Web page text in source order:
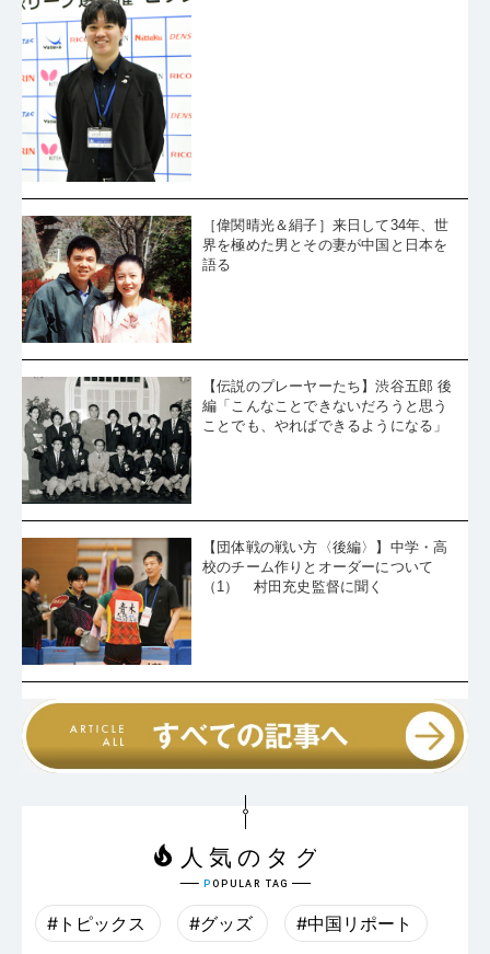
［偉関晴光＆絹子］来日して34年、世
界を極めた男とその妻が中国と日本を
語る
【伝説のプレーヤーたち】渋谷五郎 後
編「こんなことできないだろうと思う
ことでも、やればできるようになる」
【団体戦の戦い方〈後編〉】中学・高
校のチーム作りとオーダーについて
（1） 村田充史監督に聞く
#トピックス #グッズ #中国リポート